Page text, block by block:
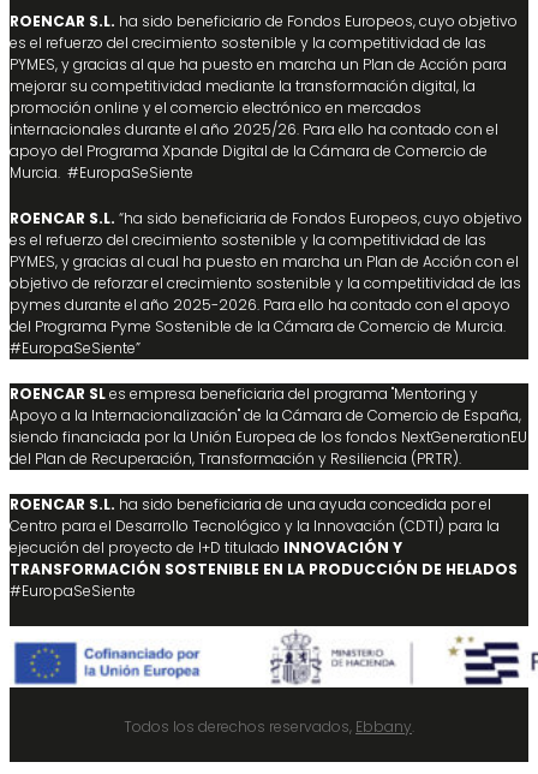
ROENCAR S.L. ha sido beneficiario de Fondos Europeos, cuyo objetivo
es el refuerzo del crecimiento sostenible y la competitividad de las
PYMES, y gracias al que ha puesto en marcha un Plan de Acción para
mejorar su competitividad mediante la transformación digital, la
promoción online y el comercio electrónico en mercados
internacionales durante el año 2025/26. Para ello ha contado con el
apoyo del Programa Xpande Digital de la Cámara de Comercio de
Murcia. #EuropaSeSiente
ROENCAR S.L. “ha sido beneficiaria de Fondos Europeos, cuyo objetivo
es el refuerzo del crecimiento sostenible y la competitividad de las
PYMES, y gracias al cual ha puesto en marcha un Plan de Acción con el
objetivo de reforzar el crecimiento sostenible y la competitividad de las
pymes durante el año 2025-2026. Para ello ha contado con el apoyo
del Programa Pyme Sostenible de la Cámara de Comercio de Murcia.
#EuropaSeSiente”
ROENCAR SLes empresa beneficiaria del programa "Mentoring y
Apoyo a la Internacionalización" de la Cámara de Comercio de España,
siendo financiada por la Unión Europea de los fondos NextGenerationEU
del Plan de Recuperación, Transformación y Resiliencia (PRTR).
ROENCAR S.L. ha sido beneficiaria de una ayuda concedida por el
Centro para el Desarrollo Tecnológico y la Innovación (CDTI) para la
ejecución del proyecto de I+D titulado INNOVACIÓN Y
TRANSFORMACIÓN SOSTENIBLE EN LA PRODUCCIÓN DE HELADOS
#EuropaSeSiente
Todos los derechos reservados, Ebbany.